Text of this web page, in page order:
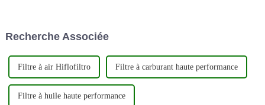
désormais des mesures pour
cabine...
Recherche Associée
Filtre à air Hiflofiltro Filtre à carburant haute performance
Filtre à huile haute performance